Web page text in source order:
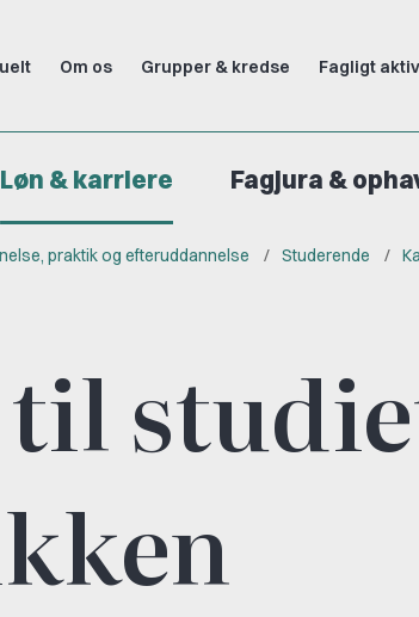
Om os Grupper & kredse Fagligt
Løn & karriere Fagjura &
praktik og efteruddannelse Studerende